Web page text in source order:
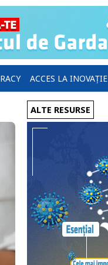
ACCES LA INOVAȚIE
ALTE RESURSE